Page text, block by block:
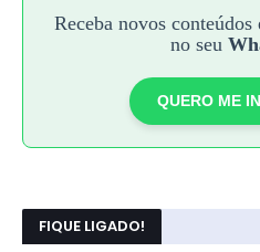
Receba novos
no seu
QUERO ME
FIQUE LIGADO!